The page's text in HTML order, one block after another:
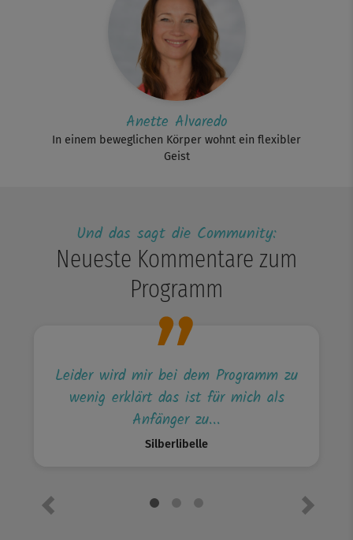
Anette Alvaredo
In einem beweglichen Körper wohnt ein flexibler
Geist
Und das sagt die Community:
Neueste Kommentare zum
Programm
Leider wird mir bei dem Programm zu
wenig erklärt das ist für mich als
Anfänger zu...
Silberlibelle
Vorheriges Element